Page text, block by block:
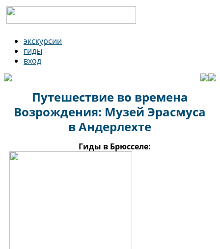
экскурсии
гиды
вход
Путешествие во времена
Возрождения: Музей Эрасмуса
в Андерлехте
Гиды в Брюсселе: